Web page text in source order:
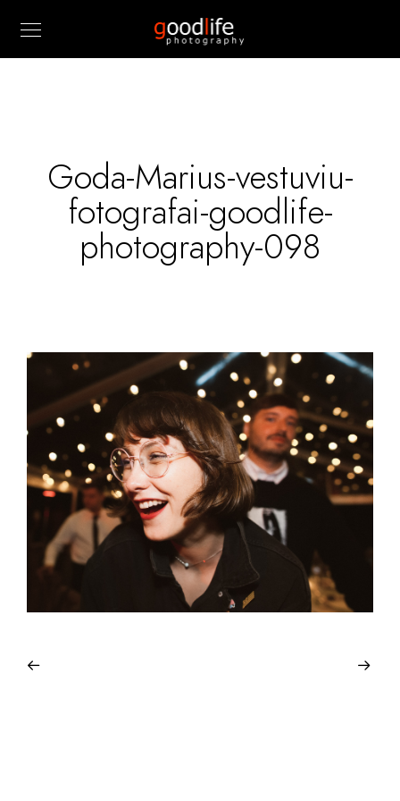
Goda-Marius-vestuviu-
fotografai-goodlife-
photography-098